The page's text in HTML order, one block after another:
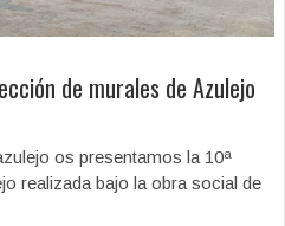
de murales de Azulejo
os presentamos la 10ª
realizada bajo la obra social de